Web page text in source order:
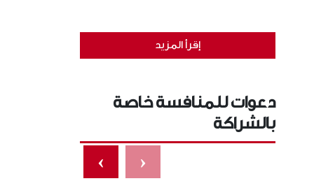
إقرأ المزيد
دعوات للمنافسة خاصة
بالشراكة
‹
›